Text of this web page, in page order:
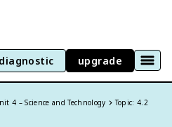
upgrade
4 – Science and Technology Topic: 4.2